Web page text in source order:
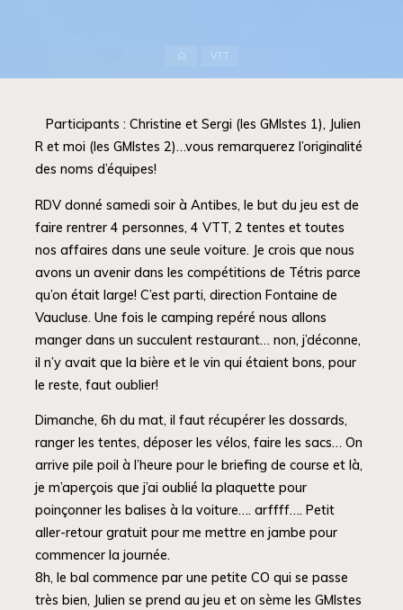
AccueilVTT
Participants : Christine et Sergi (les GMIstes 1), Julien
R et moi (les GMIstes 2)…vous remarquerez l’originalité
des noms d’équipes!
RDV donné samedi soir à Antibes, le but du jeu est de
faire rentrer 4 personnes, 4 VTT, 2 tentes et toutes
nos affaires dans une seule voiture. Je crois que nous
avons un avenir dans les compétitions de Tétris parce
qu’on était large! C’est parti, direction Fontaine de
Vaucluse. Une fois le camping repéré nous allons
manger dans un succulent restaurant… non, j’déconne,
il n’y avait que la bière et le vin qui étaient bons, pour
le reste, faut oublier!
Dimanche, 6h du mat, il faut récupérer les dossards,
ranger les tentes, déposer les vélos, faire les sacs… On
arrive pile poil à l’heure pour le briefing de course et là,
je m’aperçois que j’ai oublié la plaquette pour
poinçonner les balises à la voiture…. arffff…. Petit
aller-retour gratuit pour me mettre en jambe pour
commencer la journée.
8h, le bal commence par une petite CO qui se passe
très bien, Julien se prend au jeu et on sème les GMIstes